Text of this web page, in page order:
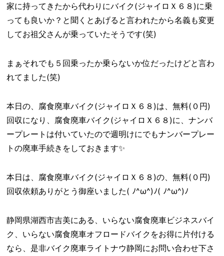
家に持ってきたから代わりにバイク(ジャイロＸ６８)に乗
っても良いか？と聞くとあげると言われたから名義も変更
してお祖父さんが乗っていたそうです(笑)
まぁそれでも５回乗ったか乗らないか位だったけどと言わ
れてました(笑)
本日の、腐食廃車バイク(ジャイロＸ６８)は、無料(０円)
回収になり、腐食廃車バイク(ジャイロＸ６８)に、ナンバ
ープレートは付いていたので週明けにでもナンバープレー
トの廃車手続きをしておきます✨
本日は、腐食廃車バイク(ジャイロＸ６８)の、無料(０円)
回収依頼ありがとう御座いました( ﾉ^ω^)ﾉ( ﾉ^ω^)ﾉ
静岡県湖西市吉美にある、いらない腐食廃車ビジネスバイ
ク、いらない腐食廃車オフロードバイクをお得に片付ける
なら、是非バイク廃車ライトナウ静岡にお問い合わせ下さ